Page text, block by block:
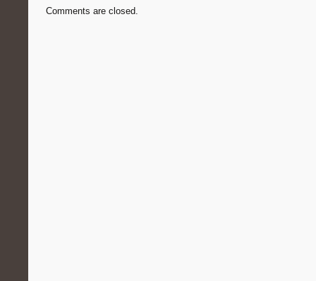
Comments are closed.